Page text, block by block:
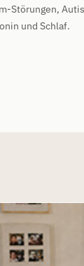
Störungen,
und Schlaf.